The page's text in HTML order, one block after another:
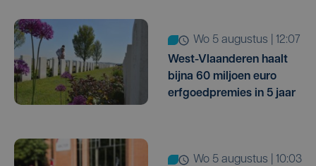
wo 5 augustus | 12:07
West-Vlaanderen haalt
bijna 60 miljoen euro
erfgoedpremies in 5 jaar
wo 5 augustus | 10:03